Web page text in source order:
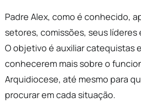
Padre Alex, como é conhecido,
setores, comissões, seus líderes
O objetivo é auxiliar catequistas
conhecerem mais sobre o
Arquidiocese, até mesmo para
procurar em cada situação.